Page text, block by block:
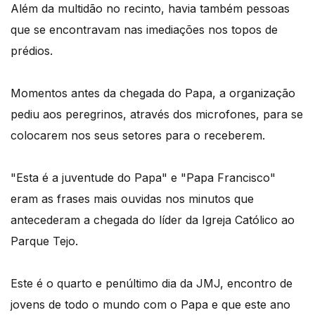
Além da multidão no recinto, havia também pessoas
que se encontravam nas imediações nos topos de
prédios.
Momentos antes da chegada do Papa, a organização
pediu aos peregrinos, através dos microfones, para se
colocarem nos seus setores para o receberem.
"Esta é a juventude do Papa" e "Papa Francisco"
eram as frases mais ouvidas nos minutos que
antecederam a chegada do líder da Igreja Católico ao
Parque Tejo.
Este é o quarto e penúltimo dia da JMJ, encontro de
jovens de todo o mundo com o Papa e que este ano